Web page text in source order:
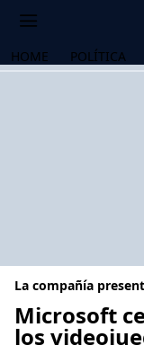
HOME POLÍTICA
La compañía
Microsoft
los